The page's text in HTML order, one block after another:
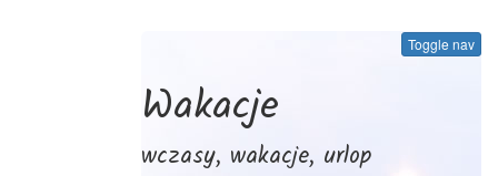
Toggle nav
Wakacje
wczasy, wakacje, urlop